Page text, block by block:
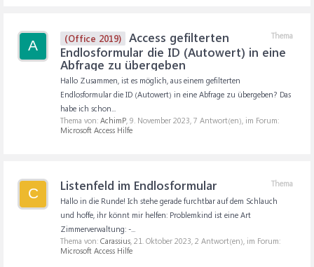
A
Thema
(Office 2019)
Access gefilterten
Endlosformular die ID (Autowert) in eine
Abfrage zu übergeben
Hallo Zusammen, ist es möglich, aus einem gefilterten
Endlosformular die ID (Autowert) in eine Abfrage zu übergeben? Das
habe ich schon...
Thema von: AchimP, 9. November 2023, 7 Antwort(en), im Forum:
Microsoft Access Hilfe
C
Thema
Listenfeld im Endlosformular
Hallo in die Runde! Ich stehe gerade furchtbar auf dem Schlauch
und hoffe, ihr könnt mir helfen: Problemkind ist eine Art
Zimmerverwaltung: -...
Thema von: Carassius, 21. Oktober 2023, 2 Antwort(en), im Forum:
Microsoft Access Hilfe